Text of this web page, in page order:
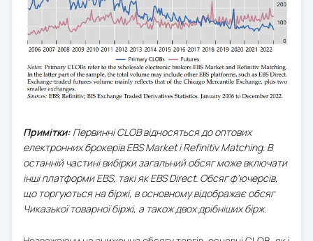
Примітки: Первинні CLOB відносяться до оптових
електронних брокерів EBS Market і Refinitiv Matching. В
останній частині вибірки загальний обсяг може включати
інші платформи EBS, такі як EBS Direct. Обсяг ф'ючерсів,
що торгуються на біржі, в основному відображає обсяг
Чиказької товарної біржі, а також двох дрібніших бірж.